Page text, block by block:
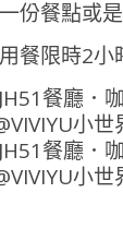
份餐點或
餐限時2小